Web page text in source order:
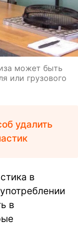
может быть
или грузового
удалить
в
в